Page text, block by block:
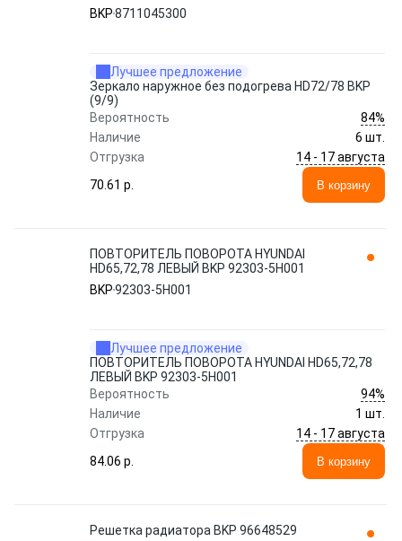
BKP8711045300
Лучшее предложение
Зеркало наружное без подогрева HD72/78 BKP
(9/9)
Вероятность
84%
Наличие
6 шт.
Отгрузка
14 - 17 августа
70.61 p.
В корзину
ПОВТОРИТЕЛЬ ПОВОРОТА HYUNDAI
HD65,72,78 ЛЕВЫЙ BKP 92303-5H001
BKP92303-5H001
Лучшее предложение
ПОВТОРИТЕЛЬ ПОВОРОТА HYUNDAI HD65,72,78
ЛЕВЫЙ BKP 92303-5H001
Вероятность
94%
Наличие
1 шт.
Отгрузка
14 - 17 августа
84.06 p.
В корзину
Решетка радиатора BKP 96648529